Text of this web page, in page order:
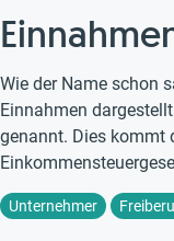
Wie der Name schon
Einnahmen
genannt. Dies kommt
Unternehmer